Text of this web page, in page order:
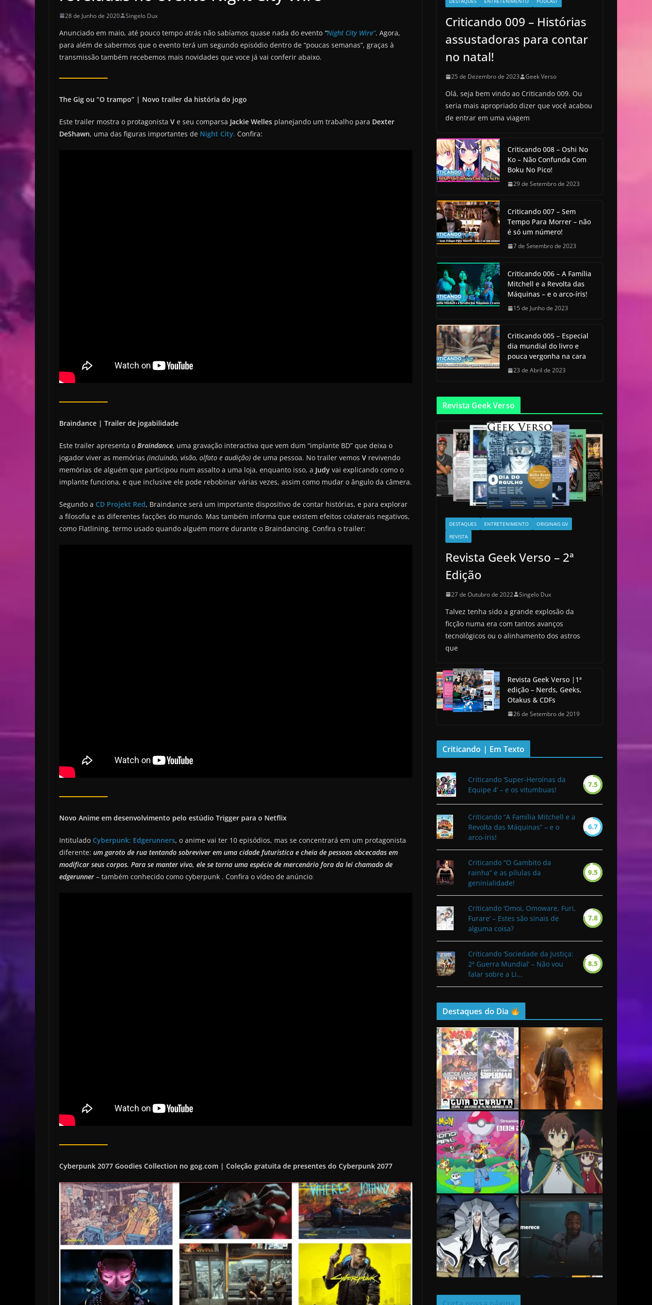
28 de Junho de 2020 Singelo Dux
Anunciado em maio, até pouco tempo atrás não sabíamos quase nada do evento “Night City Wire”. Agora,
para além de sabermos que o evento terá um segundo episódio dentro de “poucas semanas”, graças à
transmissão também recebemos mais novidades que voce já vai conferir abaixo.
The Gig ou “O trampo” | Novo trailer da história do jogo
Este trailer mostra o protagonista V e seu comparsa Jackie Welles planejando um trabalho para Dexter
DeShawn, uma das figuras importantes de Night City. Confira:
Braindance | Trailer de jogabilidade
Este trailer apresenta o Braindance, uma gravação interactiva que vem dum “implante BD” que deixa o
jogador viver as memórias (incluindo, visão, olfato e audição) de uma pessoa. No trailer vemos V revivendo
memórias de alguém que participou num assalto a uma loja, enquanto isso, a Judy vai explicando como o
implante funciona, e que inclusive ele pode rebobinar várias vezes, assim como mudar o ângulo da câmera.
Segundo a CD Projekt Red, Braindance será um importante dispositivo de contar histórias, e para explorar
a filosofia e as diferentes facções do mundo. Mas também informa que existem efeitos colaterais negativos,
como Flatlining, termo usado quando alguém morre durante o Braindancing. Confira o trailer:
Novo Anime em desenvolvimento pelo estúdio Trigger para o Netflix
Intitulado Cyberpunk: Edgerunners, o anime vai ter 10 episódios, mas se concentrará em um protagonista
diferente: um garoto de rua tentando sobreviver em uma cidade futurística e cheia de pessoas obcecadas em
modificar seus corpos. Para se manter vivo, ele se torna uma espécie de mercenário fora da lei chamado de
edgerunner – também conhecido como cyberpunk . Confira o vídeo de anúncio:
Cyberpunk 2077 Goodies Collection no gog.com | Coleção gratuita de presentes do Cyberpunk 2077
Criticando 009 – Histórias
assustadoras para contar
no natal!
25 de Dezembro de 2023 Geek Verso
Olá, seja bem vindo ao Criticando 009. Ou
seria mais apropriado dizer que você acabou
de entrar em uma viagem
Criticando 008 – Oshi No
Ko – Não Confunda Com
Boku No Pico!
29 de Setembro de 2023
Criticando 007 – Sem
Tempo Para Morrer – não
é só um número!
7 de Setembro de 2023
Criticando 006 – A Família
Mitchell e a Revolta das
Máquinas – e o arco-íris!
15 de Junho de 2023
Criticando 005 – Especial
dia mundial do livro e
pouca vergonha na cara
23 de Abril de 2023
Revista Geek Verso
DESTAQUES ENTRETENIMENTO
ORIGINAIS GV
REVISTA
Revista Geek Verso – 2ª
Edição
27 de Outubro de 2022 Singelo Dux
Talvez tenha sido a grande explosão da
ficção numa era com tantos avanços
tecnológicos ou o alinhamento dos astros
que
Revista Geek Verso |1ª
edição – Nerds, Geeks,
Otakus & CDFs
26 de Setembro de 2019
Criticando | Em Texto
Criticando ‘Super-Heroínas da
Equipe 4’ – e os vitumbuas!
7.5
Criticando “A Família Mitchell e a
Revolta das Máquinas” – e o
arco-íris!
6.7
Criticando “O Gambito da
rainha” e as pílulas da
geninialidade!
9.5
Criticando ‘Omoi, Omoware, Furi,
Furare’ – Estes são sinais de
alguma coisa?
7.8
Criticando ‘Sociedade da Justiça:
2ª Guerra Mundial’ – Não vou
falar sobre a Li...
8.5
Destaques do Dia